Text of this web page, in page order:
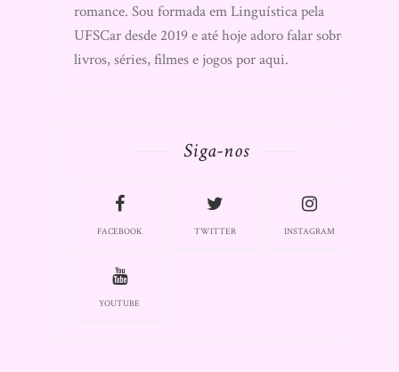
romance. Sou formada em Linguística pela
UFSCar desde 2019 e até hoje adoro falar sobre
livros, séries, filmes e jogos por aqui.
Siga-nos
FACEBOOK TWITTER INSTAGRAM
YOUTUBE